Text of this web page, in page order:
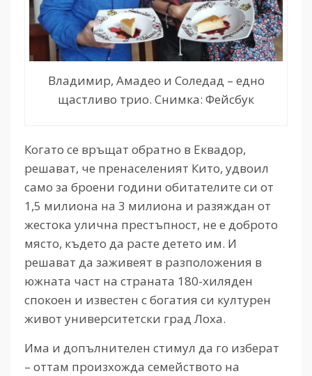
Владимир, Амадео и Соледад – едно
щастливо трио. Снимка: Фейсбук
Когато се връщат обратно в Еквадор,
решават, че пренаселеният Кито, удвоил
само за броени години обитателите си от
1,5 милиона на 3 милиона и разяждан от
жестока улична престъпност, не е доброто
място, където да расте детето им. И
решават да заживеят в разположения в
южната част на страната 180-хиляден
спокоен и известен с богатия си културен
живот университетски град Лоха.
Има и допълнителен стимул да го изберат
– оттам произхожда семейството на